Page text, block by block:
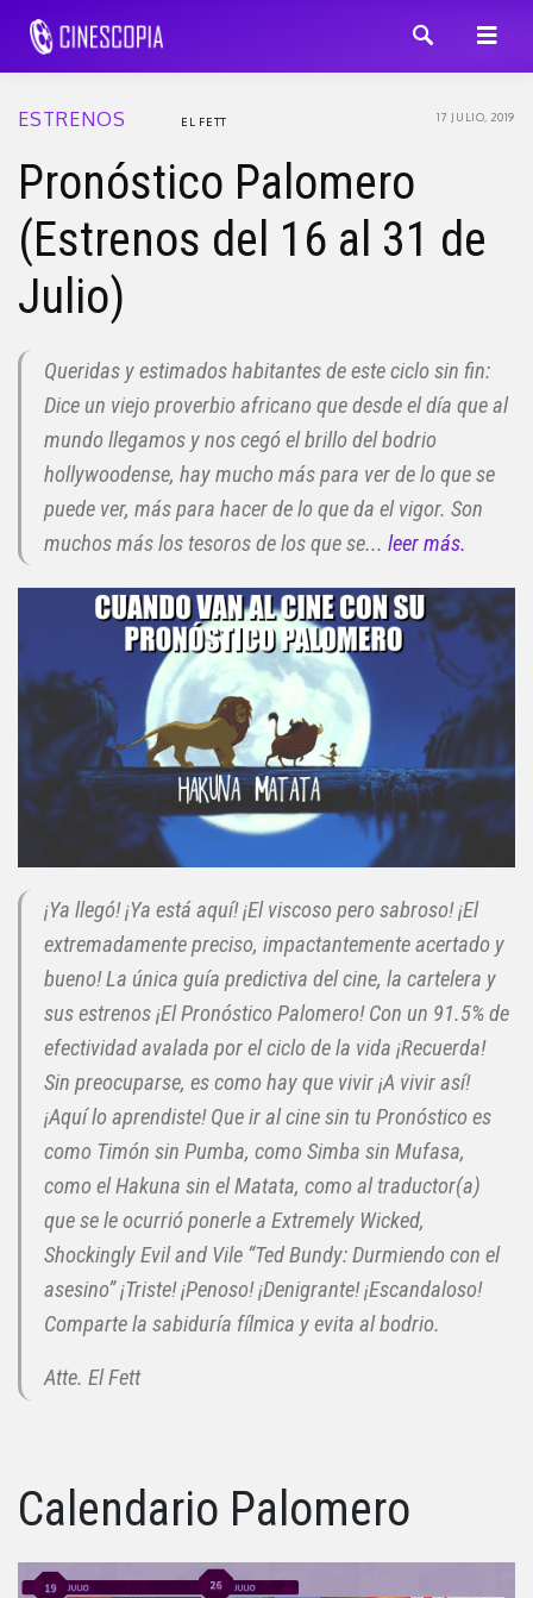
ESTRENOS 17 JULIO, 2019
EL FETT
Pronóstico Palomero
(Estrenos del 16 al 31 de
Julio)
Queridas y estimados habitantes de este ciclo sin fin:
Dice un viejo proverbio africano que desde el día que al
mundo llegamos y nos cegó el brillo del bodrio
hollywoodense, hay mucho más para ver de lo que se
puede ver, más para hacer de lo que da el vigor. Son
muchos más los tesoros de los que se... leer más.
¡Ya llegó! ¡Ya está aquí! ¡El viscoso pero sabroso! ¡El
extremadamente preciso, impactantemente acertado y
bueno! La única guía predictiva del cine, la cartelera y
sus estrenos ¡El Pronóstico Palomero! Con un 91.5% de
efectividad avalada por el ciclo de la vida ¡Recuerda!
Sin preocuparse, es como hay que vivir ¡A vivir así!
¡Aquí lo aprendiste! Que ir al cine sin tu Pronóstico es
como Timón sin Pumba, como Simba sin Mufasa,
como el Hakuna sin el Matata, como al traductor(a)
que se le ocurrió ponerle a Extremely Wicked,
Shockingly Evil and Vile “Ted Bundy: Durmiendo con el
asesino” ¡Triste! ¡Penoso! ¡Denigrante! ¡Escandaloso!
Comparte la sabiduría fílmica y evita al bodrio.
Atte. El Fett
Calendario Palomero